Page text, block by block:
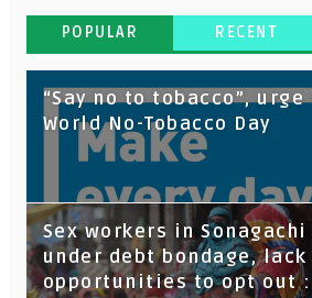
POPULAR RECENT
“Say no to tobacco”,
World No-Tobacco Day
Sex workers in
under debt bondage, lack
opportunities to opt out